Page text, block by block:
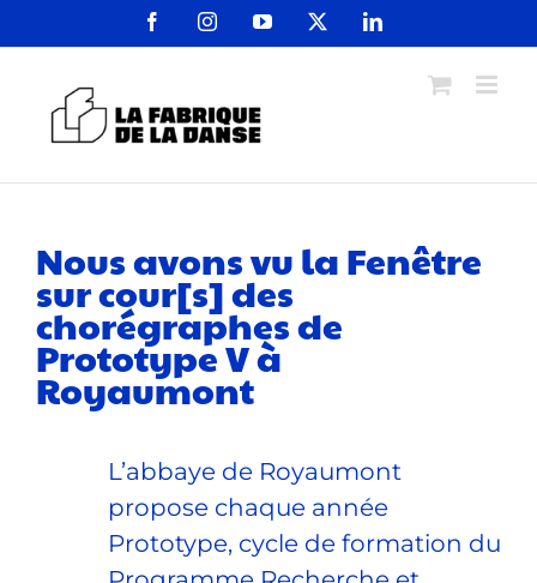
FacebookInstagramYouTube LinkedIn
Nous avons vu la Fenêtre
sur cour[s] des
chorégraphes de
Prototype V à
Royaumont
L’abbaye de Royaumont
propose chaque année
Prototype, cycle de formation du